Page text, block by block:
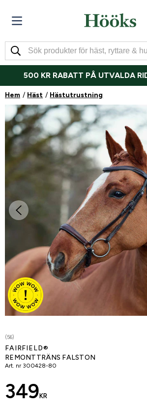
500 KR RABATT PÅ UTVALDA
Hem Häst Hästutrustning
(56)
FAIRFIELD®
REMONTTRÄNS FALSTON
Art. nr 300428-80
349 KR